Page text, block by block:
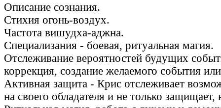
Описание сознания.
Стихия огонь-воздух.
Частота вишудха-аджна.
Специализания - боевая, ритуальная магия.
Отслеживание вероятностей будущих
коррекция, создание желаемого события
Активная защита - Крис отслеживает
на своего обладателя и не только защищает,